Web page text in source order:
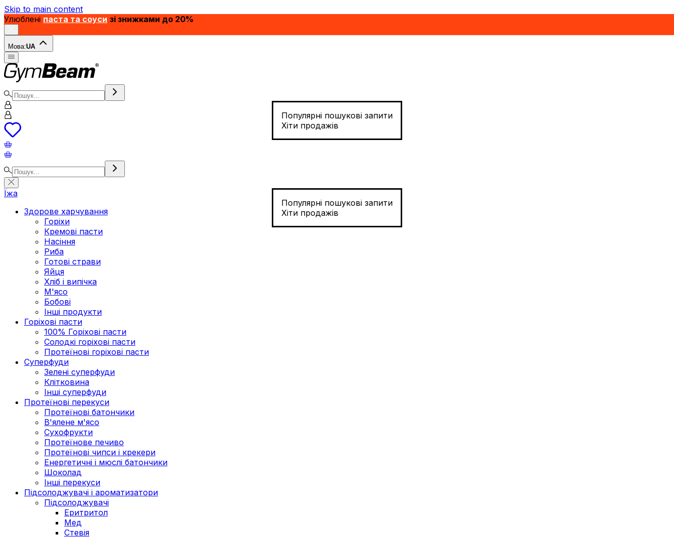
Skip to main content
Улюблені паста та соуси зі знижками до 20%
Мова:UA
Популярні пошукові запити
Хіти продажів
Популярні пошукові запити
Хіти продажів
Їжа
Здорове харчування
Горіхи
Кремові пасти
Насіння
Риба
Готові страви
Яйця
Хліб і випічка
М'ясо
Бобові
Інші продукти
Горіхові пасти
100% Горіхові пасти
Солодкі горіхові пасти
Протеїнові горіхові пасти
Суперфуди
Зелені суперфуди
Клітковина
Інші суперфуди
Протеїнові перекуси
Протеїнові батончики
В'ялене м'ясо
Сухофрукти
Протеїнове печиво
Протеїнові чипси і крекери
Енергетичні і мюслі батончики
Шоколад
Інші перекуси
Підсолоджувачі і ароматизатори
Підсолоджувачі
Еритритол
Мед
Стевія